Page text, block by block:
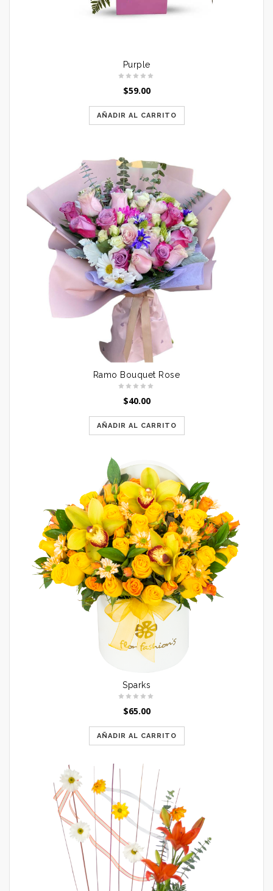
Purple
$59.00
AÑADIR AL CARRITO
Ramo Bouquet Rose
$40.00
AÑADIR AL CARRITO
Sparks
$65.00
AÑADIR AL CARRITO